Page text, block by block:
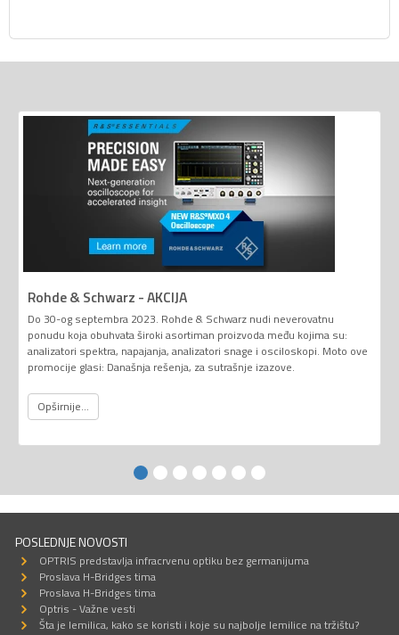
Rohde & Schwarz - AKCIJA
Do 30-og septembra 2023. Rohde & Schwarz nudi neverovatnu
ponudu koja obuhvata široki asortiman proizvoda među kojima su:
analizatori spektra, napajanja, analizatori snage i osciloskopi. Moto ove
promocije glasi: Današnja rešenja, za sutrašnje izazove.
Opširnije...
POSLEDNJE NOVOSTI
OPTRIS predstavlja infracrvenu optiku bez germanijuma
Proslava H-Bridges tima
Proslava H-Bridges tima
Optris - Važne vesti
Šta je lemilica, kako se koristi i koje su najbolje lemilice na tržištu?